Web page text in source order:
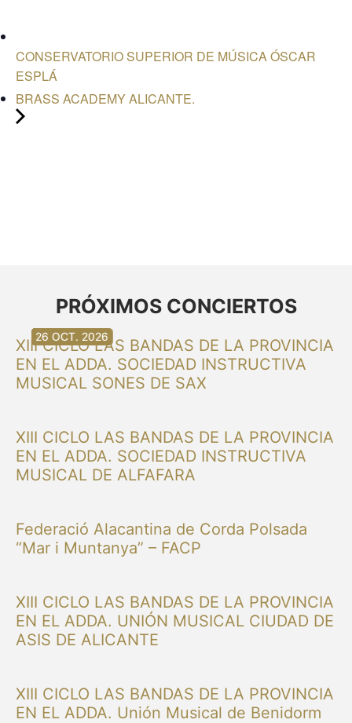
CONSERVATORIO SUPERIOR DE MÚSICA ÓSCAR
ESPLÁ
BRASS ACADEMY ALICANTE.
PRÓXIMOS CONCIERTOS
XIII CICLO LAS BANDAS DE LA PROVINCIA
EN EL ADDA. SOCIEDAD INSTRUCTIVA
MUSICAL SONES DE SAX
30 AG. 2026
XIII CICLO LAS BANDAS DE LA PROVINCIA
EN EL ADDA. SOCIEDAD INSTRUCTIVA
MUSICAL DE ALFAFARA
30 AG. 2026
Federació Alacantina de Corda Polsada
“Mar i Muntanya” – FACP
13 SET. 2026
XIII CICLO LAS BANDAS DE LA PROVINCIA
EN EL ADDA. UNIÓN MUSICAL CIUDAD DE
ASIS DE ALICANTE
20 SET. 2026
XIII CICLO LAS BANDAS DE LA PROVINCIA
EN EL ADDA. Unión Musical de Benidorm
20 SET. 2026
26 SET. 2026
03 OCT. 2026
16 OCT. 2026
26 OCT. 2026